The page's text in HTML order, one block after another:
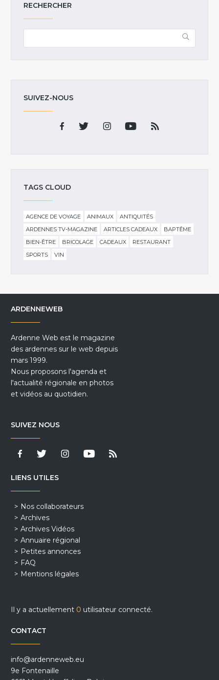
RECHERCHER
SUIVEZ-NOUS
TAGS CLOUD
AGENCE DE VOYAGE ANIMAUX
ANTIQUITÉS
ARDENNES TV-MAGAZINE
ARTICLES CADEAUX
BAPTÊME
BIEN-ÊTRE
BRICOLAGE CADEAUX
RESTAURANT
SPORTS
VIN
ARDENNEWEB
Ardenne Web est le magazine
des ardennes sur le web depuis
mars 1999.
Nous proposons l'agenda et
l'actualité régionale en photos
et vidéos au quotidien.
SUIVEZ NOUS
LIENS UTILES
Nos collaborateurs
Archives
Archives Vidéos
Annuaire régional
Petites annonces
FAQ
Mentions légales
Il y a actuellement 0 utilisateur connecté.
CONTACT
info@ardenneweb.eu
9e Fontenaille